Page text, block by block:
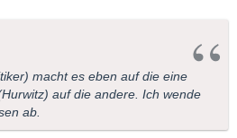
macht es eben auf die eine
auf die andere. Ich wende
ab.